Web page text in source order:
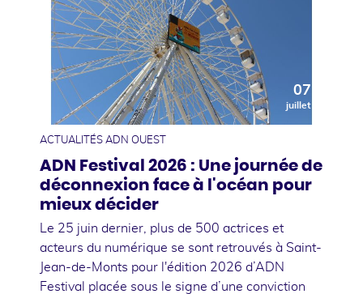
07
juillet
ACTUALITÉS ADN OUEST
ADN Festival 2026 : Une journée de
déconnexion face à l'océan pour
mieux décider
Le 25 juin dernier, plus de 500 actrices et
acteurs du numérique se sont retrouvés à Saint-
Jean-de-Monts pour l'édition 2026 d’ADN
Festival placée sous le signe d’une conviction